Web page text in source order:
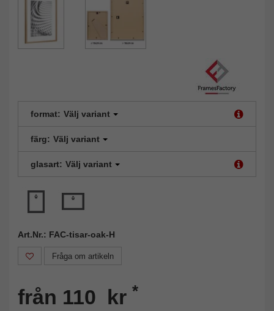
format: Välj variant
färg: Välj variant
glasart: Välj variant
Art.Nr.: FAC-tisar-oak-H
Fråga om artikeln
från 110 kr *